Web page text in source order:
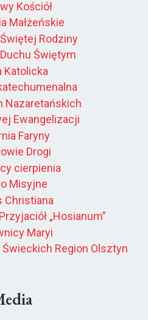
Kościół
Małżeńskie
Rodziny
Świętym
Katolicka
Nazaretańskich
Ewangelizacji
Faryny
Drogi
cierpienia
Misyjne
Christiana
„Hosianum”
Maryi
Region Olsztyn